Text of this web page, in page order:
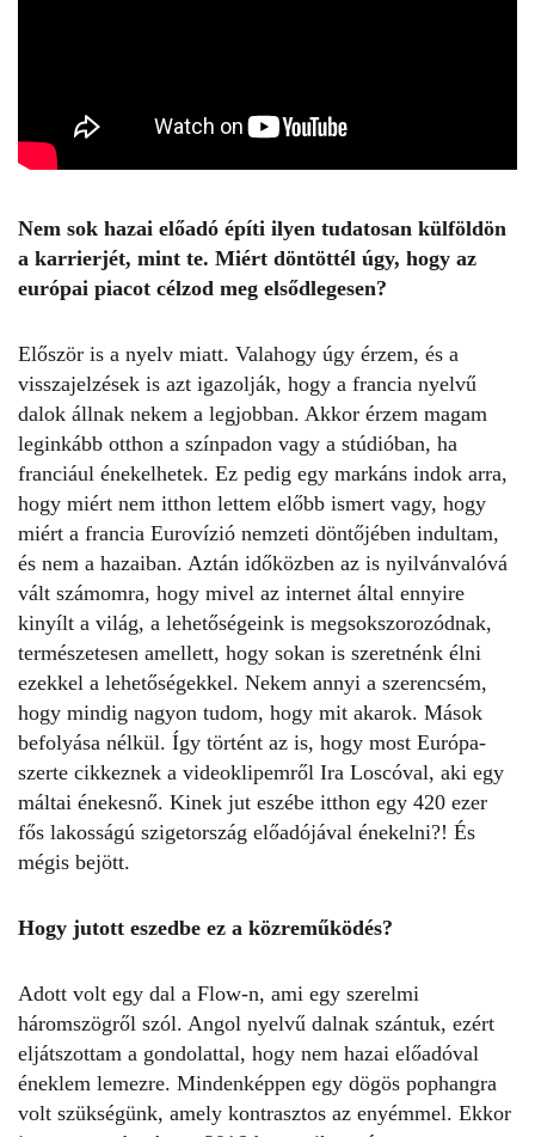
Nem sok hazai előadó építi ilyen tudatosan külföldön
a karrierjét, mint te. Miért döntöttél úgy, hogy az
európai piacot célzod meg elsődlegesen?
Először is a nyelv miatt. Valahogy úgy érzem, és a
visszajelzések is azt igazolják, hogy a francia nyelvű
dalok állnak nekem a legjobban. Akkor érzem magam
leginkább otthon a színpadon vagy a stúdióban, ha
franciául énekelhetek. Ez pedig egy markáns indok arra,
hogy miért nem itthon lettem előbb ismert vagy, hogy
miért a francia Eurovízió nemzeti döntőjében indultam,
és nem a hazaiban. Aztán időközben az is nyilvánvalóvá
vált számomra, hogy mivel az internet által ennyire
kinyílt a világ, a lehetőségeink is megsokszorozódnak,
természetesen amellett, hogy sokan is szeretnénk élni
ezekkel a lehetőségekkel. Nekem annyi a szerencsém,
hogy mindig nagyon tudom, hogy mit akarok. Mások
befolyása nélkül. Így történt az is, hogy most Európa-
szerte cikkeznek a videoklipemről Ira Loscóval, aki egy
máltai énekesnő. Kinek jut eszébe itthon egy 420 ezer
fős lakosságú szigetország előadójával énekelni?! És
mégis bejött.
Hogy jutott eszedbe ez a közreműködés?
Adott volt egy dal a Flow-n, ami egy szerelmi
háromszögről szól. Angol nyelvű dalnak szántuk, ezért
eljátszottam a gondolattal, hogy nem hazai előadóval
éneklem lemezre. Mindenképpen egy dögös pophangra
volt szükségünk, amely kontrasztos az enyémmel. Ekkor